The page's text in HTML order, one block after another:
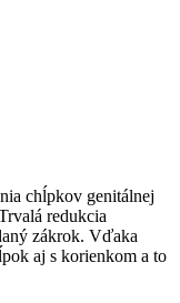
chĺpkov genitálnej
redukcia
zákrok. Vďaka
aj s korienkom a to